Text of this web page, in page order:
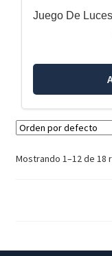
Juego De
Mostrando 1–12 de 18